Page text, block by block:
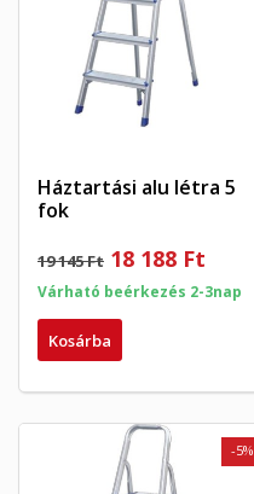
Háztartási alu létra 5
fok
19 145 Ft 18 188 Ft
Várható beérkezés 2-3nap
Kosárba
-5%